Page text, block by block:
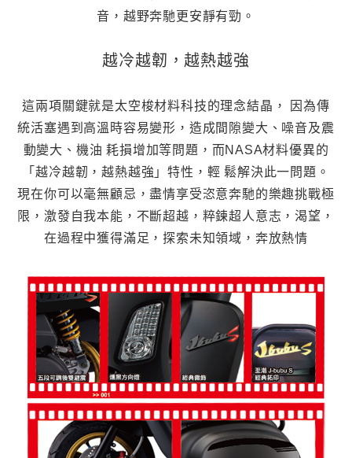
音，越野奔馳更安靜有勁。
越冷越韌，越熱越強
這兩項關鍵就是太空梭材料科技的理念結晶， 因為傳
統活塞遇到高溫時容易變形，造成間隙變大、噪音及震
動變大、機油 耗損增加等問題，而NASA材料優異的
「越冷越韌，越熱越強」特性，輕 鬆解決此一問題。
現在你可以毫無顧忌，盡情享受恣意奔馳的樂趣挑戰極
限，激發自我本能，不斷超越，粹鍊超人意志，渴望，
在過程中獲得滿足，探索未知領域，奔放熱情